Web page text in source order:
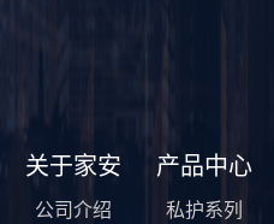
关于家安
公司介绍
产品中心
私护系列